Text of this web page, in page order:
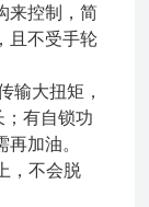
来控制，简
且不受手轮
输大扭矩，
有自锁功
加油。
，不会脱